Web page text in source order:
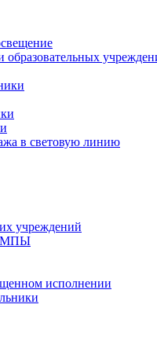
в световую линию
учреждений
исполнении